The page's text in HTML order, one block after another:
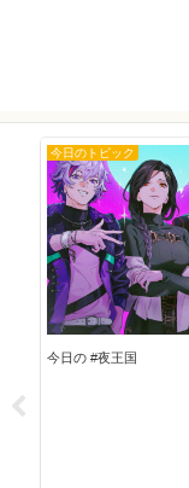
今日のトピック
今日の #夜王国